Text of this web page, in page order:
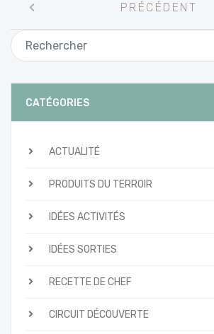
entre
les
articles
PRÉCÉDENT
CATÉGORIES
ACTUALITÉ
PRODUITS DU TERROIR
IDÉES ACTIVITÉS
IDÉES SORTIES
RECETTE DE CHEF
CIRCUIT DÉCOUVERTE